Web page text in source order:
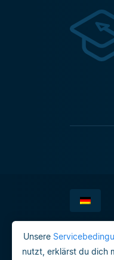
Unsere
nutzt, erklärst du dich